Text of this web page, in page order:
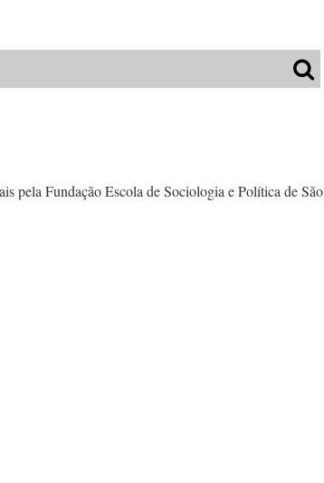
pela Fundação Escola de Sociologia e Política de São